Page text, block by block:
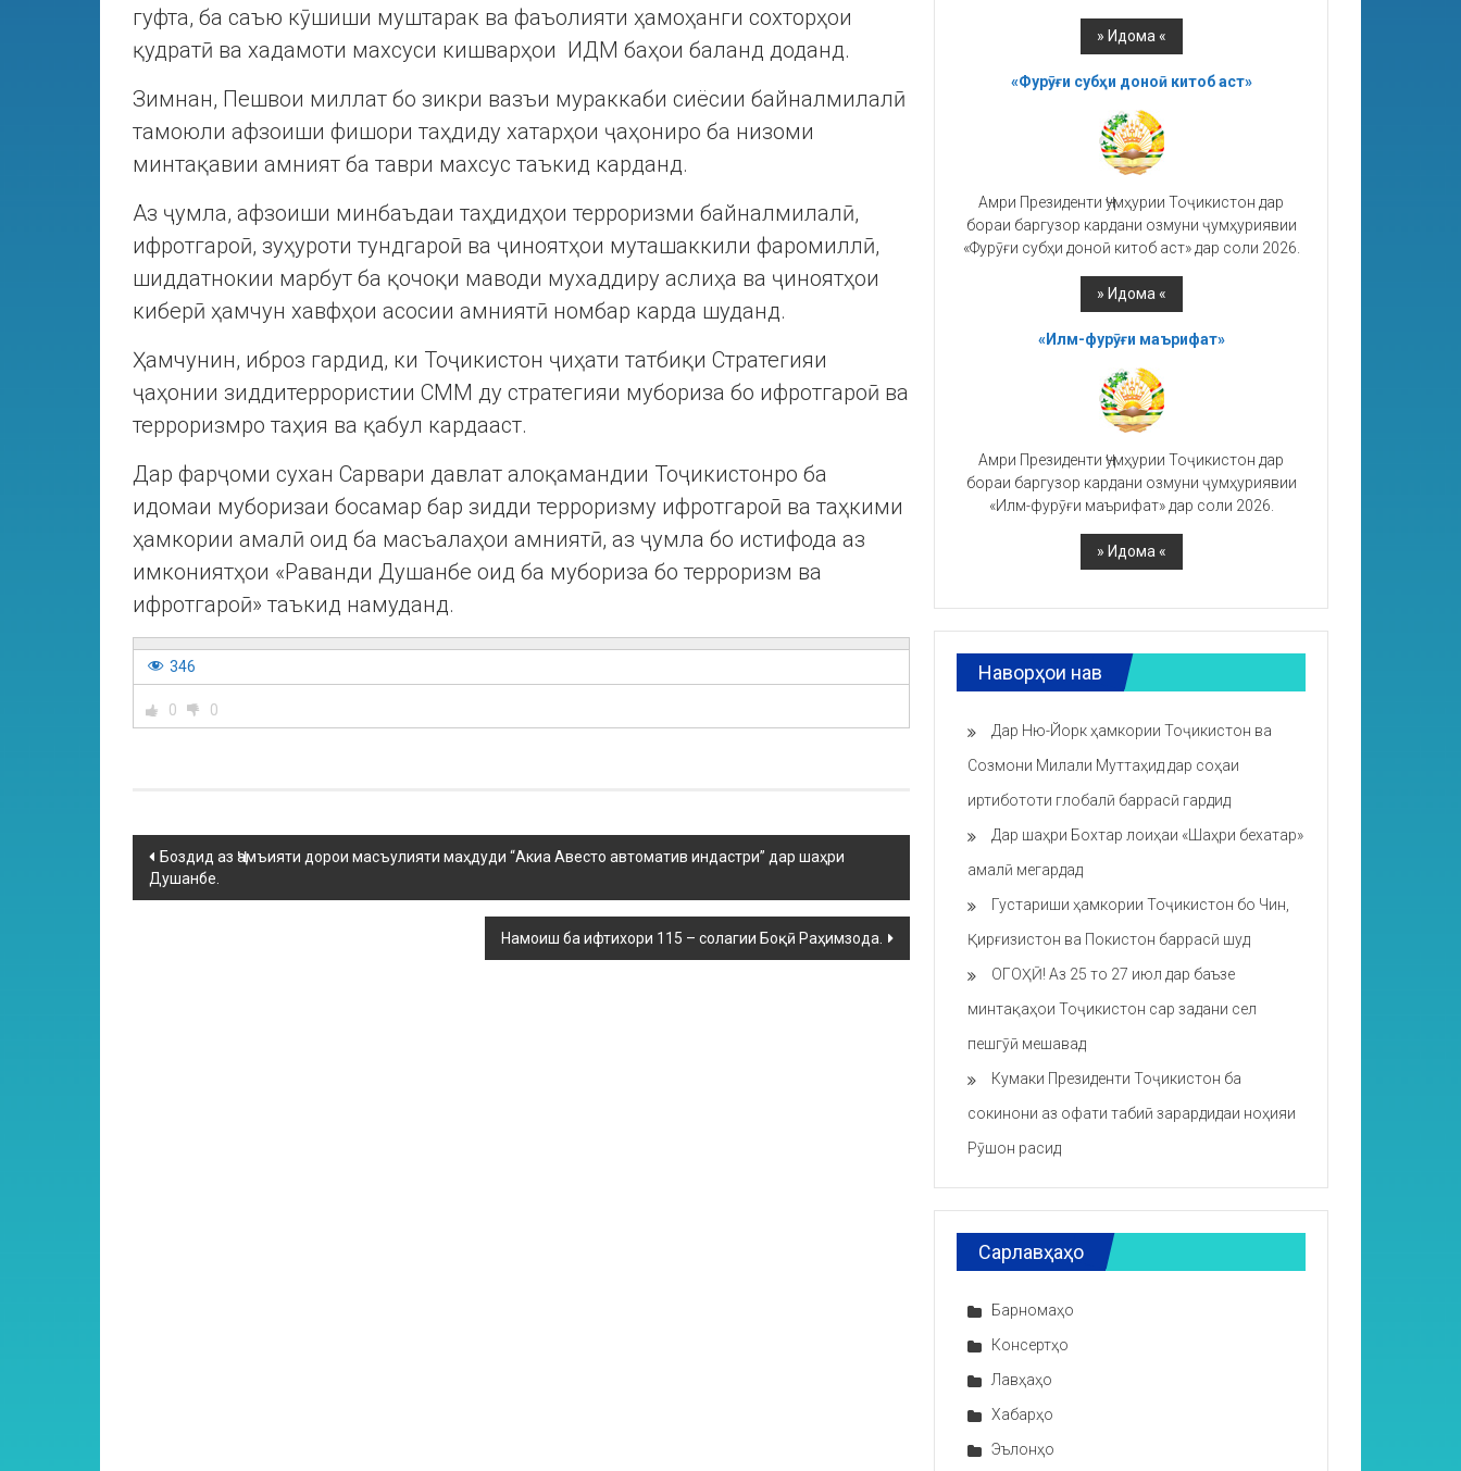
гуфта, ба саъю кӯшиши муштарак ва фаъолияти ҳамоҳанги сохторҳои
қудратӣ ва хадамоти махсуси кишварҳои ИДМ баҳои баланд доданд.
Зимнан, Пешвои миллат бо зикри вазъи мураккаби сиёсии байналмилалӣ
тамоюли афзоиши фишори таҳдиду хатарҳои ҷаҳониро ба низоми
минтақавии амният ба таври махсус таъкид карданд.
Аз ҷумла, афзоиши минбаъдаи таҳдидҳои терроризми байналмилалӣ,
ифротгароӣ, зуҳуроти тундгароӣ ва ҷиноятҳои муташаккили фаромиллӣ,
шиддатнокии марбут ба қочоқи маводи мухаддиру аслиҳа ва ҷиноятҳои
киберӣ ҳамчун хавфҳои асосии амниятӣ номбар карда шуданд.
Ҳамчунин, иброз гардид, ки Тоҷикистон ҷиҳати татбиқи Стратегияи
ҷаҳонии зиддитеррористии СММ ду стратегияи мубориза бо ифротгароӣ ва
терроризмро таҳия ва қабул кардааст.
Дар фарҷоми сухан Сарвари давлат алоқамандии Тоҷикистонро ба
идомаи муборизаи босамар бар зидди терроризму ифротгароӣ ва таҳкими
ҳамкории амалӣ оид ба масъалаҳои амниятӣ, аз ҷумла бо истифода аз
имкониятҳои «Раванди Душанбе оид ба мубориза бо терроризм ва
ифротгароӣ» таъкид намуданд.
346
0 0
Боздид аз Ҷамъияти дорои масъулияти маҳдуди “Акиа Авесто автоматив индастри” дар шаҳри
Душанбе.
Намоиш ба ифтихори 115 – солагии Боқӣ Раҳимзода.
«Фурӯғи субҳи доноӣ китоб аст»
Амри Президенти Ҷумҳурии Тоҷикистон дар
бораи баргузор кардани озмуни ҷумҳуриявии
«Фурӯғи субҳи доноӣ китоб аст» дар соли 2026.
«Илм-фурӯғи маърифат»
Амри Президенти Ҷумҳурии Тоҷикистон дар
бораи баргузор кардани озмуни ҷумҳуриявии
«Илм-фурӯғи маърифат» дар соли 2026.
Наворҳои нав
Дар Ню-Йорк ҳамкории Тоҷикистон ва
Созмони Милали Муттаҳид дар соҳаи
иртибототи глобалӣ баррасӣ гардид
Дар шаҳри Бохтар лоиҳаи «Шаҳри бехатар»
амалӣ мегардад
Густариши ҳамкории Тоҷикистон бо Чин,
Қирғизистон ва Покистон баррасӣ шуд
ОГОҲӢ! Аз 25 то 27 июл дар баъзе
минтақаҳои Тоҷикистон сар задани сел
пешгӯӣ мешавад
Кумаки Президенти Тоҷикистон ба
сокинони аз офати табиӣ зарардидаи ноҳияи
Рӯшон расид
Сарлавҳаҳо
Барномаҳо
Консертҳо
Лавҳаҳо
Хабарҳо
Эълонҳо